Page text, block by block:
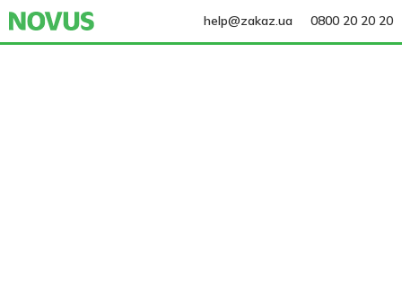
help@zakaz.ua 0800 20 20 20